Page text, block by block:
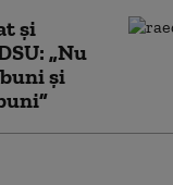
și
„Nu
și